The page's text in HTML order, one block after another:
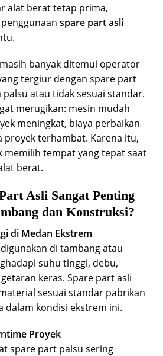
alat berat tetap prima,
spare part asli
banyak ditemui operator
tergiur dengan spare part
atau tidak sesuai standar.
merugikan: mesin mudah
meningkat, biaya perbaikan
proyek terhambat. Karena itu,
memilih tempat yang tepat saat
berat.
Asli Sangat Penting
dan Konstruksi?
di Medan Ekstrem
di tambang atau
suhu tinggi, debu,
keras. Spare part asli
sesuai standar pabrikan
dalam kondisi ekstrem ini.
Proyek
spare part palsu sering